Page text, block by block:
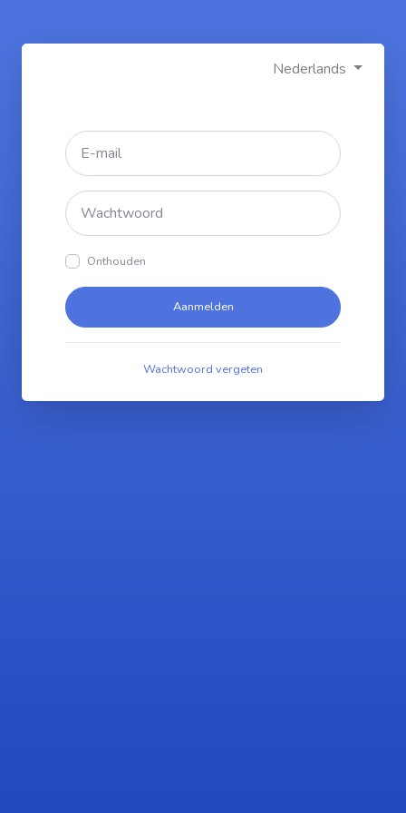
Nederlands
Onthouden
Aanmelden
Wachtwoord vergeten